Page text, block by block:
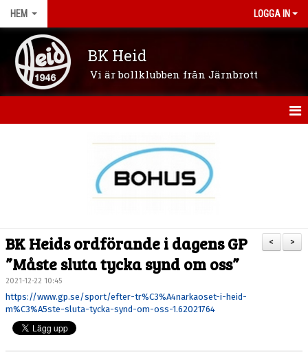
HEM LOGGA IN
BK Heid
Vi är bollklubben från Järnbrott
KONTAKT
>
<
BK Heids ordförande i dagens GP
”Måste sluta tycka synd om oss”
2021-12-22 10:45
https://www.gp.se/sport/efter-tr%C3%A4narkaoset-i-heid-
m%C3%A5ste-sluta-tycka-synd-om-oss-1.62021764